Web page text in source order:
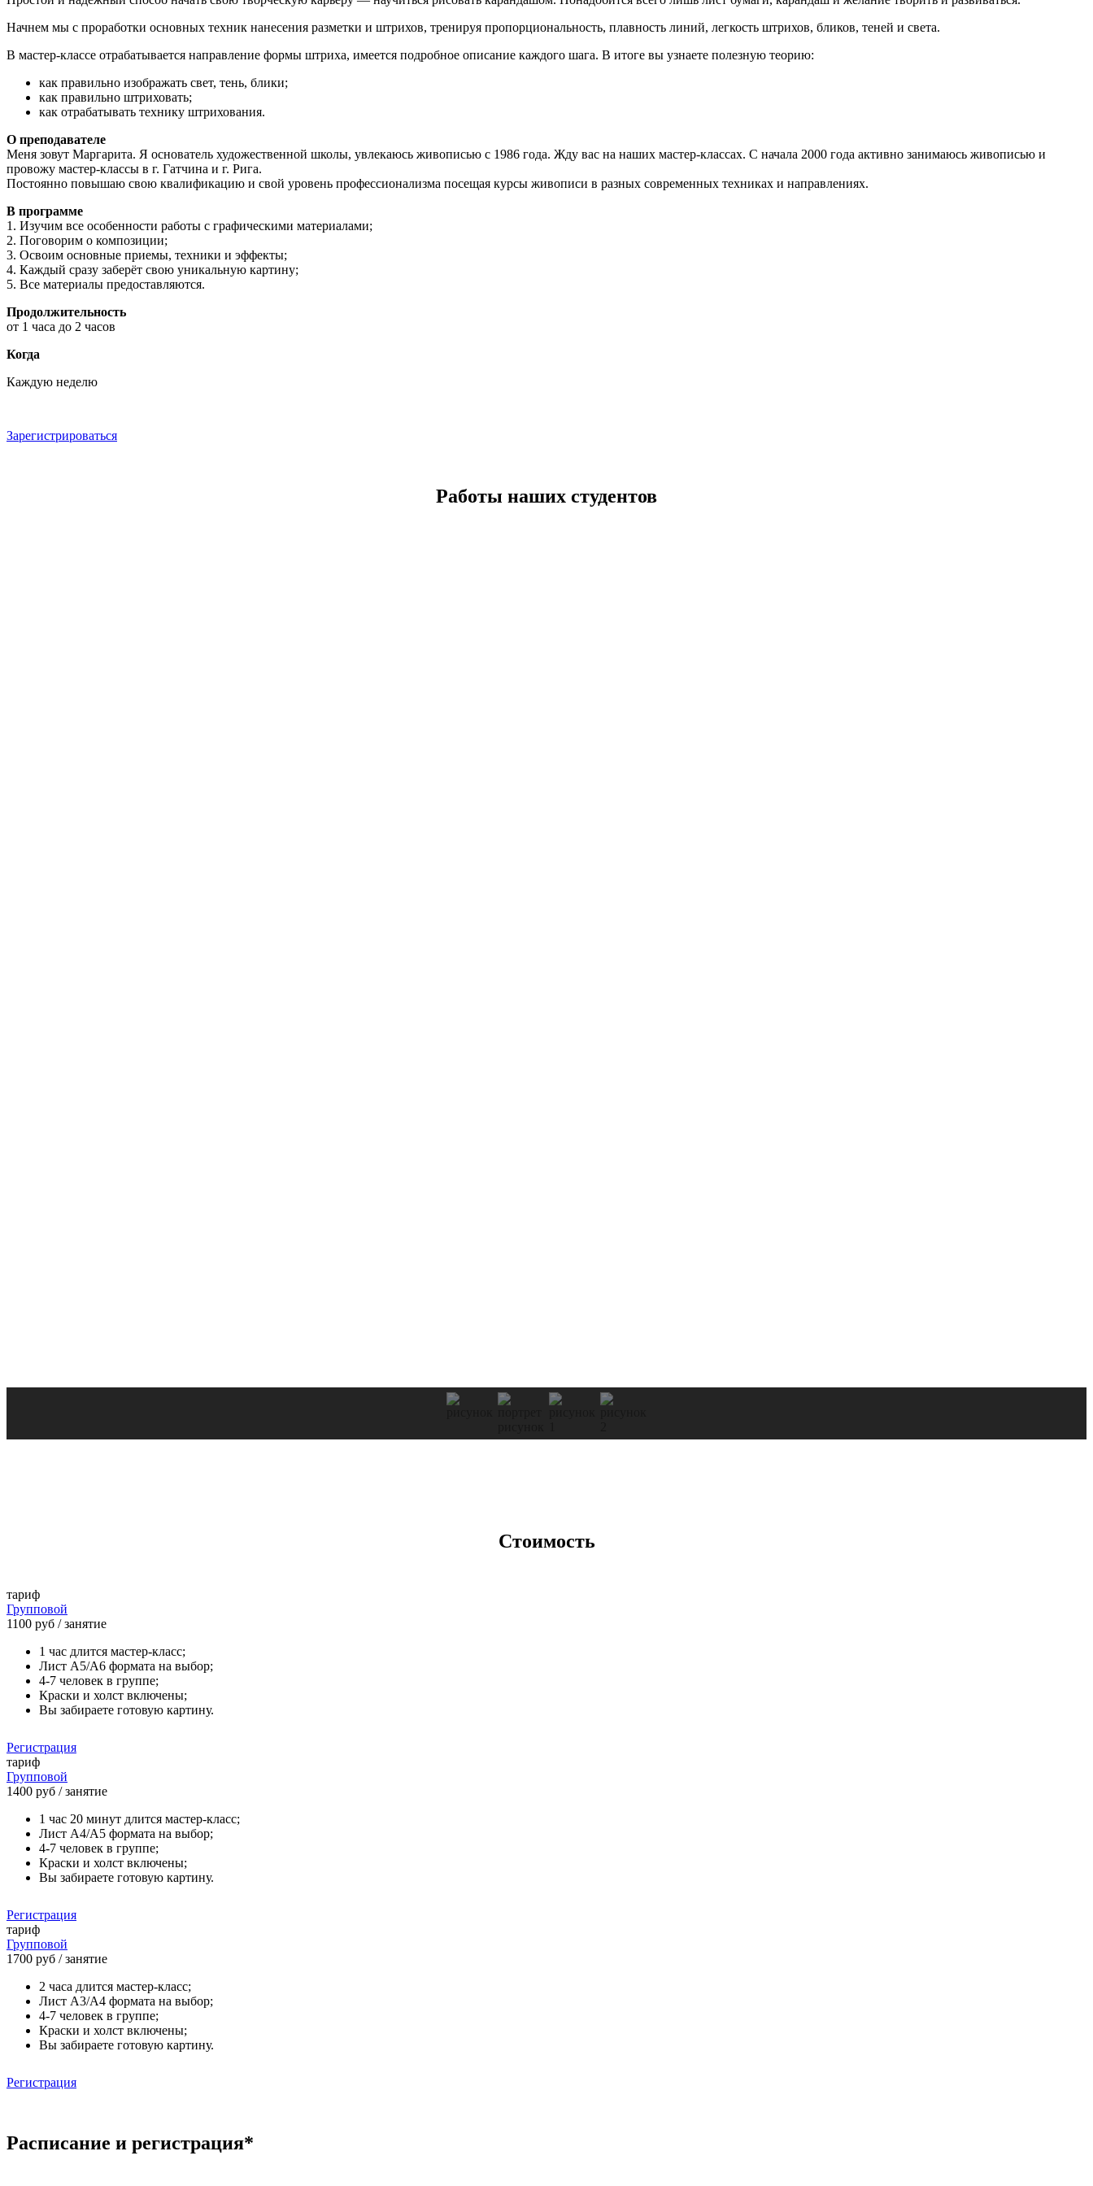
Начнем мы с проработки основных техник нанесения разметки и штрихов, тренируя пропорциональность, плавность линий, легкость штрихов, бликов, теней и света.
В мастер-классе отрабатывается направление формы штриха, имеется подробное описание каждого шага. В итоге вы узнаете полезную теорию:
как правильно изображать свет, тень, блики;
как правильно штриховать;
как отрабатывать технику штрихования.
О преподавателе
Меня зовут Маргарита. Я основатель художественной школы, увлекаюсь живописью с 1986 года. Жду вас на наших мастер-классах. С начала 2000 года активно занимаюсь живописью и
провожу мастер-классы в г. Гатчина и г. Рига.
Постоянно повышаю свою квалификацию и свой уровень профессионализма посещая курсы живописи в разных современных техниках и направлениях.
В программе
1. Изучим все особенности работы с графическими материалами;
2. Поговорим о композиции;
3. Освоим основные приемы, техники и эффекты;
4. Каждый сразу заберёт свою уникальную картину;
5. Все материалы предоставляются.
Продолжительность
от 1 часа до 2 часов
Когда
Каждую неделю
Зарегистрироваться
Работы наших студентов
Стоимость
тариф
Групповой
1100 руб / занятие
1 час длится мастер-класс;
Лист А5/А6 формата на выбор;
4-7 человек в группе;
Краски и холст включены;
Вы забираете готовую картину.
Регистрация
тариф
Групповой
1400 руб / занятие
1 час 20 минут длится мастер-класс;
Лист А4/А5 формата на выбор;
4-7 человек в группе;
Краски и холст включены;
Вы забираете готовую картину.
Регистрация
тариф
Групповой
1700 руб / занятие
2 часа длится мастер-класс;
Лист А3/А4 формата на выбор;
4-7 человек в группе;
Краски и холст включены;
Вы забираете готовую картину.
Регистрация
Расписание и регистрация*